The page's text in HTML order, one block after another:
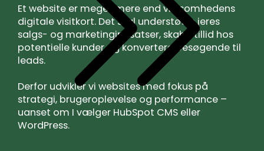
Et website er meget mere end virksomhedens
digitale visitkort. Det skal understøtte jeres
salgs- og marketingindsatser, skabe tillid hos
potentielle kunder og konvertere besøgende til
leads.
Derfor udvikler vi websites med fokus på
strategi, brugeroplevelse og performance –
uanset om I vælger HubSpot CMS eller
WordPress.